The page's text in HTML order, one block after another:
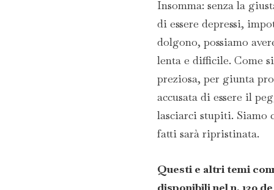
Insomma: senza la
di essere depressi,
dolgono, possiamo
lenta e difficile. Come
preziosa, per giunta
accusata di essere il
lasciarci stupiti. Siamo
fatti sarà ripristinata.
Questi e altri temi
disponibili nel n. 130